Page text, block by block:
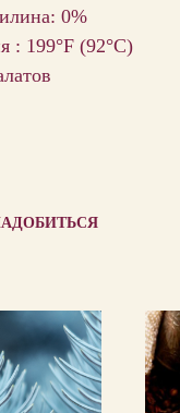
0%
: 199°F (92°C)